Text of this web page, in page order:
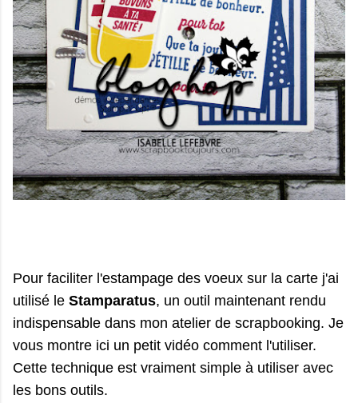
Pour faciliter l'estampage des voeux sur la carte j'ai
utilisé le Stamparatus, un outil maintenant rendu
indispensable dans mon atelier de scrapbooking. Je
vous montre ici un petit vidéo comment l'utiliser.
Cette technique est vraiment simple à utiliser avec
les bons outils.